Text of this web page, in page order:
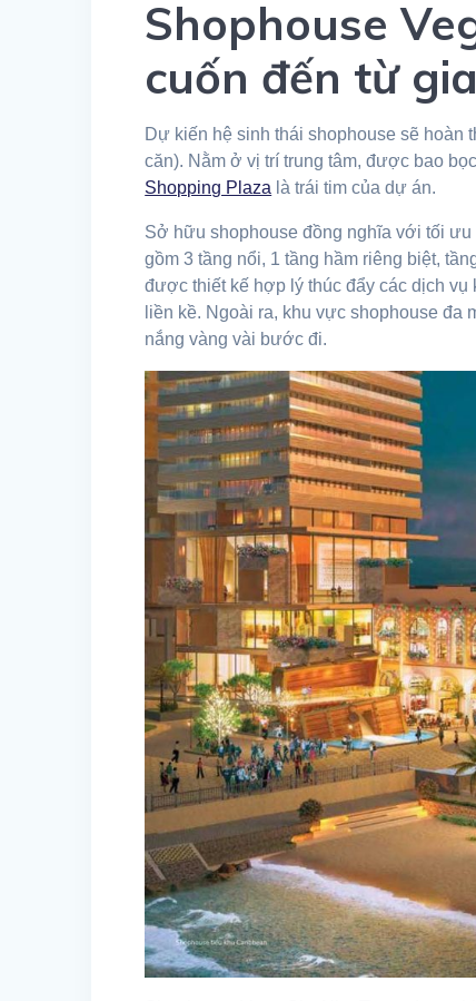
Shophouse
cuốn đến từ
Dự kiến hệ sinh thái shophouse sẽ
căn). Nằm ở vị trí trung tâm, được bao
Shopping Plaza là trái tim của dự án.
Sở hữu shophouse đồng nghĩa với tối
gồm 3 tầng nổi, 1 tầng hầm riêng biệt,
được thiết kế hợp lý thúc đẩy các dịch
liền kề. Ngoài ra, khu vực shophouse đa
nắng vàng vài bước đi.